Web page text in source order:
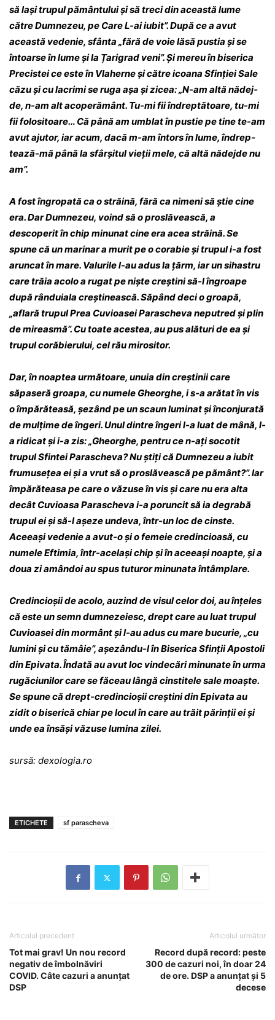
să lași trupul pământului și să treci din această lume
către Dumnezeu, pe Care L-ai iubit”. După ce a avut
această vedenie, sfânta „fără de voie lăsă pustia și se
întoarse în lume și la Țarigrad veni”. Și mereu în biserica
Precistei ce este în Vlaherne și către icoana Sfinției Sale
căzu și cu lacrimi se ruga așa și zicea: „N-am altă nă­dej­
de, n-am alt acoperământ. Tu-mi fii în­drep­­­tătoare, tu-mi
fii folositoare… Că până am umblat în pustie pe tine te-am
avut aju­tor, iar acum, dacă m-am întors în lume, în­drep­­
tează-mă până la sfârșitul vieții mele, că altă nădejde nu
am”.
A fost îngropată ca o străină, fără ca ni­meni să știe cine
era. Dar Dumnezeu, voind să o proslăvească, a
descoperit în chip mi­nu­nat cine era acea străină. Se
spune că un ma­ri­nar a murit pe o corabie și trupul i-a fost
arun­cat în mare. Valurile l-au adus la țărm, iar un sihastru
care trăia acolo a rugat pe niște creș­tini să-l îngroape
după rânduiala creș­ti­nească. Săpând deci o groapă,
„aflară trupul Prea Cuvioasei Parascheva neputred și plin
de mi­reasmă”. Cu toate acestea, au pus alături de ea și
trupul corăbierului, cel rău mirositor.
Dar, în noaptea următoare, unuia din creș­­tinii care
săpaseră groapa, cu numele Gheorghe, i s-a arătat în vis
o împărăteasă, șe­zând pe un scaun luminat și înconjurată
de mul­țime de îngeri. Unul dintre îngeri l-a luat de mână, l-
a ridicat și i-a zis: „Gheorghe, pen­tru ce n-ați so­cotit
trupul Sfintei Parascheva? Nu știți că Dumnezeu a iubit
frumu­sețea ei și a vrut să o pro­slăvească pe pământ?”. Iar
îm­pă­răteasa pe care o văzuse în vis și care nu era alta
decât Cuvioasa Parascheva i-a poruncit să ia degrabă
trupul ei și să-l așeze undeva, într-un loc de cinste.
Aceeași vedenie a avut-o și o fe­meie credincioasă, cu
numele Eftimia, într-același chip și în aceeași noapte, și a
doua zi amândoi au spus tuturor minunata întâmplare.
Credincioșii de acolo, auzind de visul celor doi, au înțeles
că este un semn dum­ne­zeiesc, drept care au luat trupul
Cuvioasei din mor­mânt și l-au adus cu mare bucurie, „cu
lu­mini și cu tămâie”, așezându-l în Biserica Sfin­ții Apostoli
din Epivata. Îndată au avut loc vindecări minunate în urma
rugăciunilor care se făceau lângă cinstitele sale moaște.
Se spu­ne că drept-credincioșii creștini din Epivata au
zidit o bi­serică chiar pe locul în care au trăit părinții ei și
unde ea însăși văzuse lumina zilei.
sursă: dexologia.ro
ETICHETE sf parascheva
Articolul precedent
Tot mai grav! Un nou record
negativ de îmbolnăviri
COVID. Câte cazuri a anunțat
DSP
Articolul următor
Record după record: peste
300 de cazuri noi, în doar 24
de ore. DSP a anunțat și 5
decese